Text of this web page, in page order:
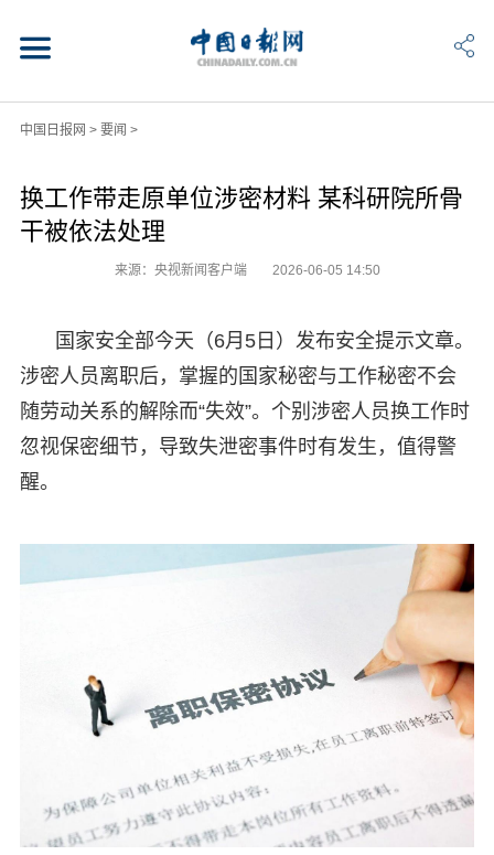
中国日报网 > 要闻 >
换工作带走原单位涉密材料 某科研院所骨
干被依法处理
来源：央视新闻客户端 2026-06-05 14:50
国家安全部今天（6月5日）发布安全提示文章。
涉密人员离职后，掌握的国家秘密与工作秘密不会
随劳动关系的解除而“失效”。个别涉密人员换工作时
忽视保密细节，导致失泄密事件时有发生，值得警
醒。